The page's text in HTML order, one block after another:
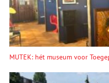
MUTEK: hét museum voor